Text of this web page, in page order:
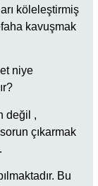
köleleştirmiş
kavuşmak
niye
değil ,
çıkarmak
Bu